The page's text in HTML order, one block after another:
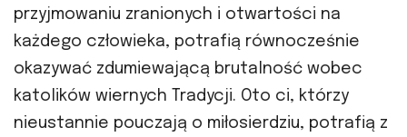
przyjmowaniu zranionych i otwartości na
każdego człowieka, potrafią równocześnie
okazywać zdumiewającą brutalność wobec
katolików wiernych Tradycji. Oto ci, którzy
nieustannie pouczają o miłosierdziu, potrafią z